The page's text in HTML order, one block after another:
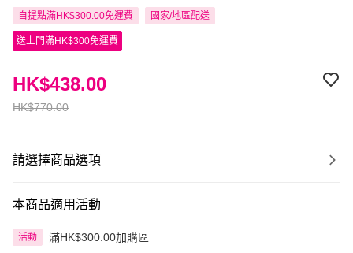
自提點滿HK$300.00免運費 國家/地區配送
送上門滿HK$300免運費
HK$770.00
HK$438.00
請選擇商品選項
本商品適用活動
活動 滿HK$300.00加購區